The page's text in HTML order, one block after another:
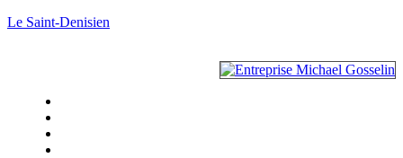
Le Saint-Denisien